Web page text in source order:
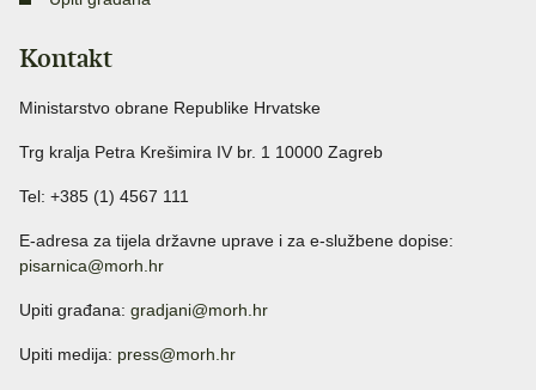
Kontakt
Ministarstvo obrane Republike Hrvatske
Trg kralja Petra Krešimira IV br. 1 10000 Zagreb
Tel: +385 (1) 4567 111
E-adresa za tijela državne uprave i za e-službene dopise:
pisarnica@morh.hr
Upiti građana: gradjani@morh.hr
Upiti medija: press@morh.hr